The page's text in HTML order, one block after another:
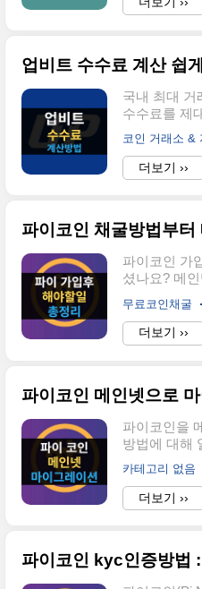
트 👉 솔레
다. 블록체인
계된 점이 가
체인인 XRP
코인이나 시
재미용 코인
서 사용되는
입니다 엑스
분의 사람들..
업비트 수수료 계산 쉽
국내 최대 거
수수료를 제
비용이 발생
처음 시작하
수료에 대한
하고, 똑똑하
때 내는돈 처
를 자주 하다
제로 제가 업
되었을 때,
에서 증권사
코인 거래소 &
더보기 ››
파이코인 가
셨나요? 메
실현까지 초
정리했습니
후 천천히
야할 작업이
지 정리되어
기 설정 (가
치 및 회원가
에서 'Pi
초대 코드
고, 매일 채
무료코인채굴
더보기 ››
파이코인 메인넷으로
파이코인을
방법에 대해
수로 해줘야
파이를 내
다. 방법은
지갑 존재 여
하고 소유권
카테고리 없음
더보기 ››
파이코인 kyc인증방법